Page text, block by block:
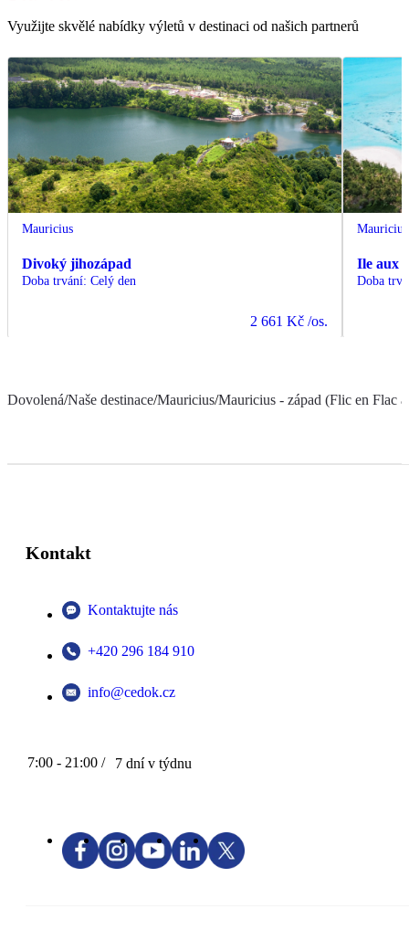
Využijte skvělé nabídky výletů v destinaci od našich partnerů
Mauricius
Divoký jihozápad
Doba trvání: Celý den
2 661 Kč /os.
Mauricius
Ile aux
Doba
Dovolená/Naše destinace/Mauricius/Mauricius - západ (Flic en Flac
Kontakt
Kontaktujte nás
+420 296 184 910
info@cedok.cz
7:00 - 21:00 / 7 dní v týdnu